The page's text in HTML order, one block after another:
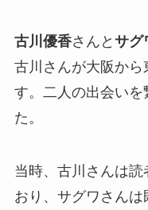
古川優香さんと サグ
古川さんが大阪から
す。二人の出会いを
た。
当時、古川さんは
おり、サグワさんは